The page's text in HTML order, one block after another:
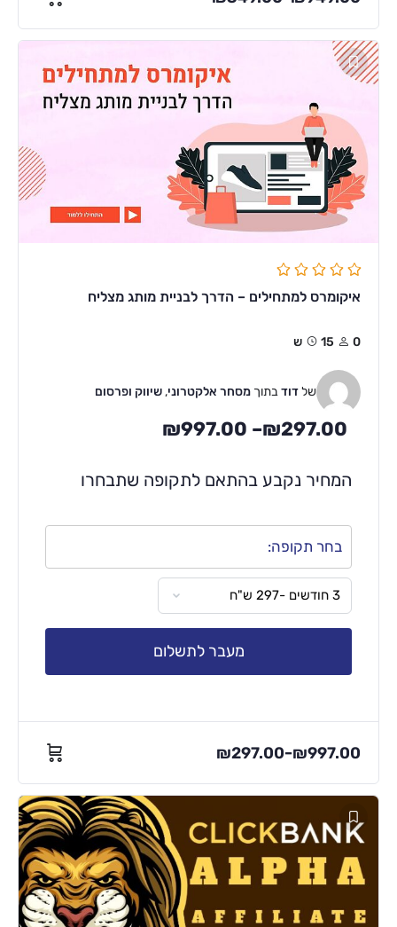
איקומרס למתחילים – הדרך לבניית מותג מצליח
0 15ש
שלדודבתוך מסחר אלקטרוני, שיווק ופרסום
₪297.00
–
₪997.00
המחיר נקבע בהתאם לתקופה שתבחרו
בחר תקופה:
מעבר לתשלום
₪297.00–₪997.00